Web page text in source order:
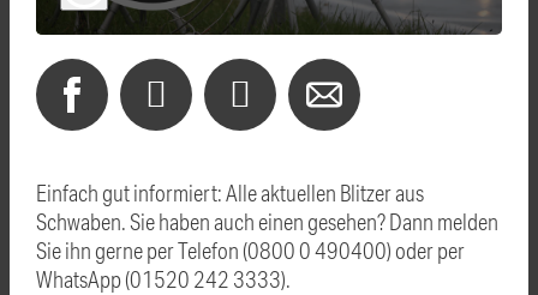
Einfach gut informiert: Alle aktuellen Blitzer aus
Schwaben. Sie haben auch einen gesehen? Dann melden
Sie ihn gerne per Telefon (0800 0 490400) oder per
WhatsApp (01520 242 3333).